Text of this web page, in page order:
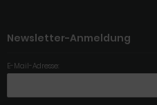
Newsletter-Anmeldung
E-Mail-Adresse: